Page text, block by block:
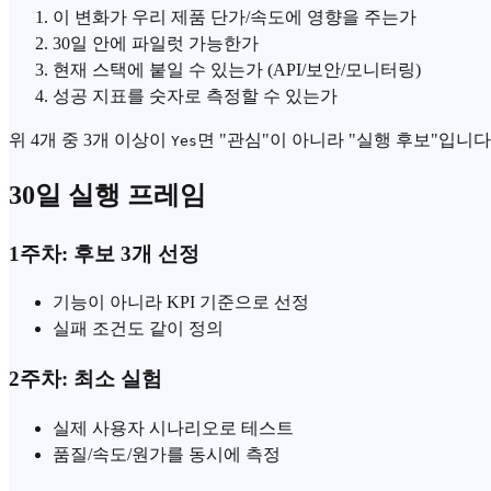
이 변화가 우리 제품 단가/속도에 영향을 주는가
30일 안에 파일럿 가능한가
현재 스택에 붙일 수 있는가 (API/보안/모니터링)
성공 지표를 숫자로 측정할 수 있는가
위 4개 중 3개 이상이 Yes 면 "관심"이 아니라 "실행 후보"입니
30일 실행 프레임
1주차: 후보 3개 선정
기능이 아니라 KPI 기준으로 선정
실패 조건도 같이 정의
2주차: 최소 실험
실제 사용자 시나리오로 테스트
품질/속도/원가를 동시에 측정